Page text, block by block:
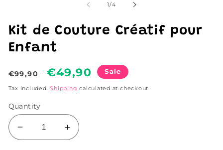
1/of
4
Kit de Couture Créatif pour
Enfant
Regular
price
€99,90
Sale
price
€49,90 Sale
Tax included.Shipping calculated at checkout.
Quantity
Decrease
quantity
Increase
quantity